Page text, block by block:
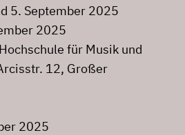
5. September 2025
2025
für Musik und
12, Großer
2025